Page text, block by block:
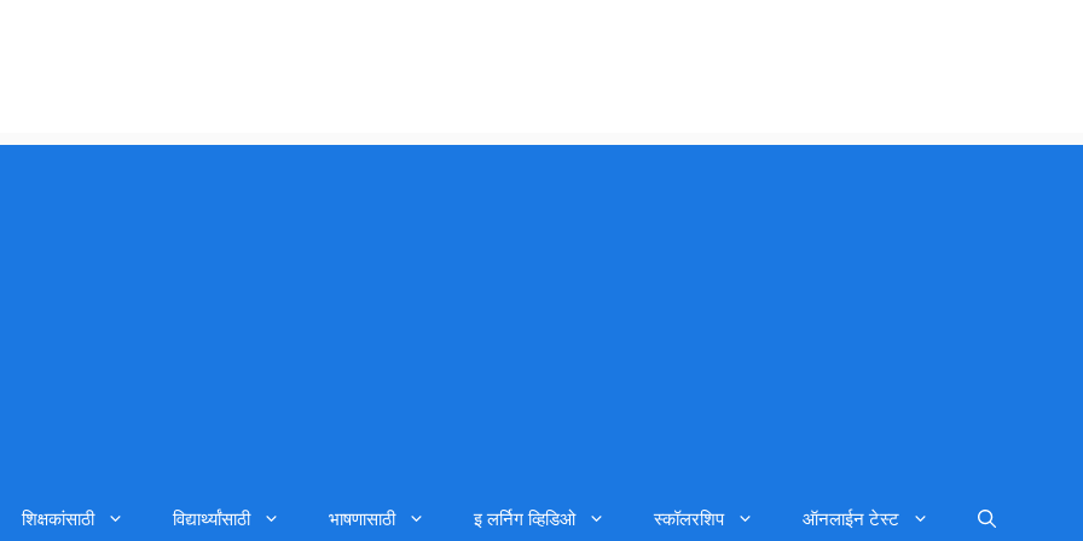
शिक्षकांसाठी विद्यार्थ्यांसाठी भाषणासाठी इ लर्निग व्हिडिओ स्कॉलरशिप ऑनलाईन टेस्ट